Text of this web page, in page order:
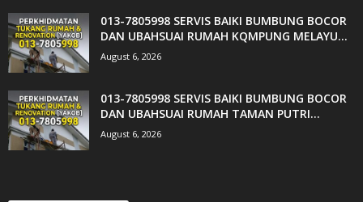
013-7805998 SERVIS BAIKI BUMBUNG BOCOR
DAN UBAHSUAI RUMAH KQMPUNG MELAYU...
August 6, 2026
013-7805998 SERVIS BAIKI BUMBUNG BOCOR
DAN UBAHSUAI RUMAH TAMAN PUTRI...
August 6, 2026